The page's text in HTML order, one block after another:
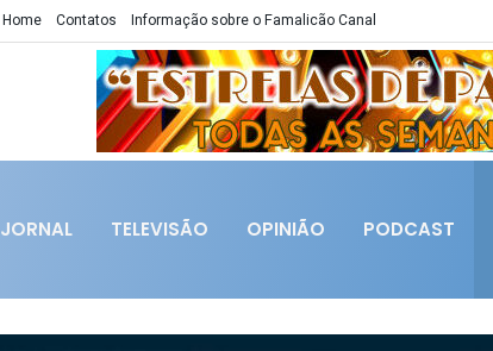
Home Contatos Informação sobre o Famalicão Canal
JORNAL TELEVISÃO OPINIÃO PODCAST